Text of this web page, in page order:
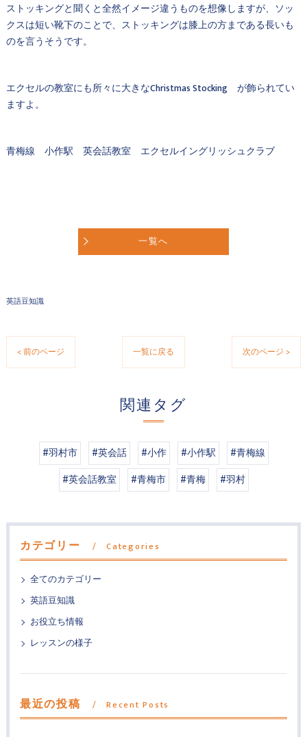
ストッキングと聞くと全然イメージ違うものを想像しますが、ソッ
クスは短い靴下のことで、ストッキングは膝上の方まである長いも
のを言うそうです。
エクセルの教室にも所々に大きなChristmas Stocking が飾られてい
ますよ。
青梅線 小作駅 英会話教室 エクセルイングリッシュクラブ
一覧へ
英語豆知識
< 前のページ 一覧に戻る 次のページ >
関連タグ
#羽村市 #英会話 #小作 #小作駅
#青梅線
#英会話教室
#青梅市 #青梅 #羽村
カテゴリー Categories
全てのカテゴリー
英語豆知識
お役立ち情報
レッスンの様子
最近の投稿 Recent Posts